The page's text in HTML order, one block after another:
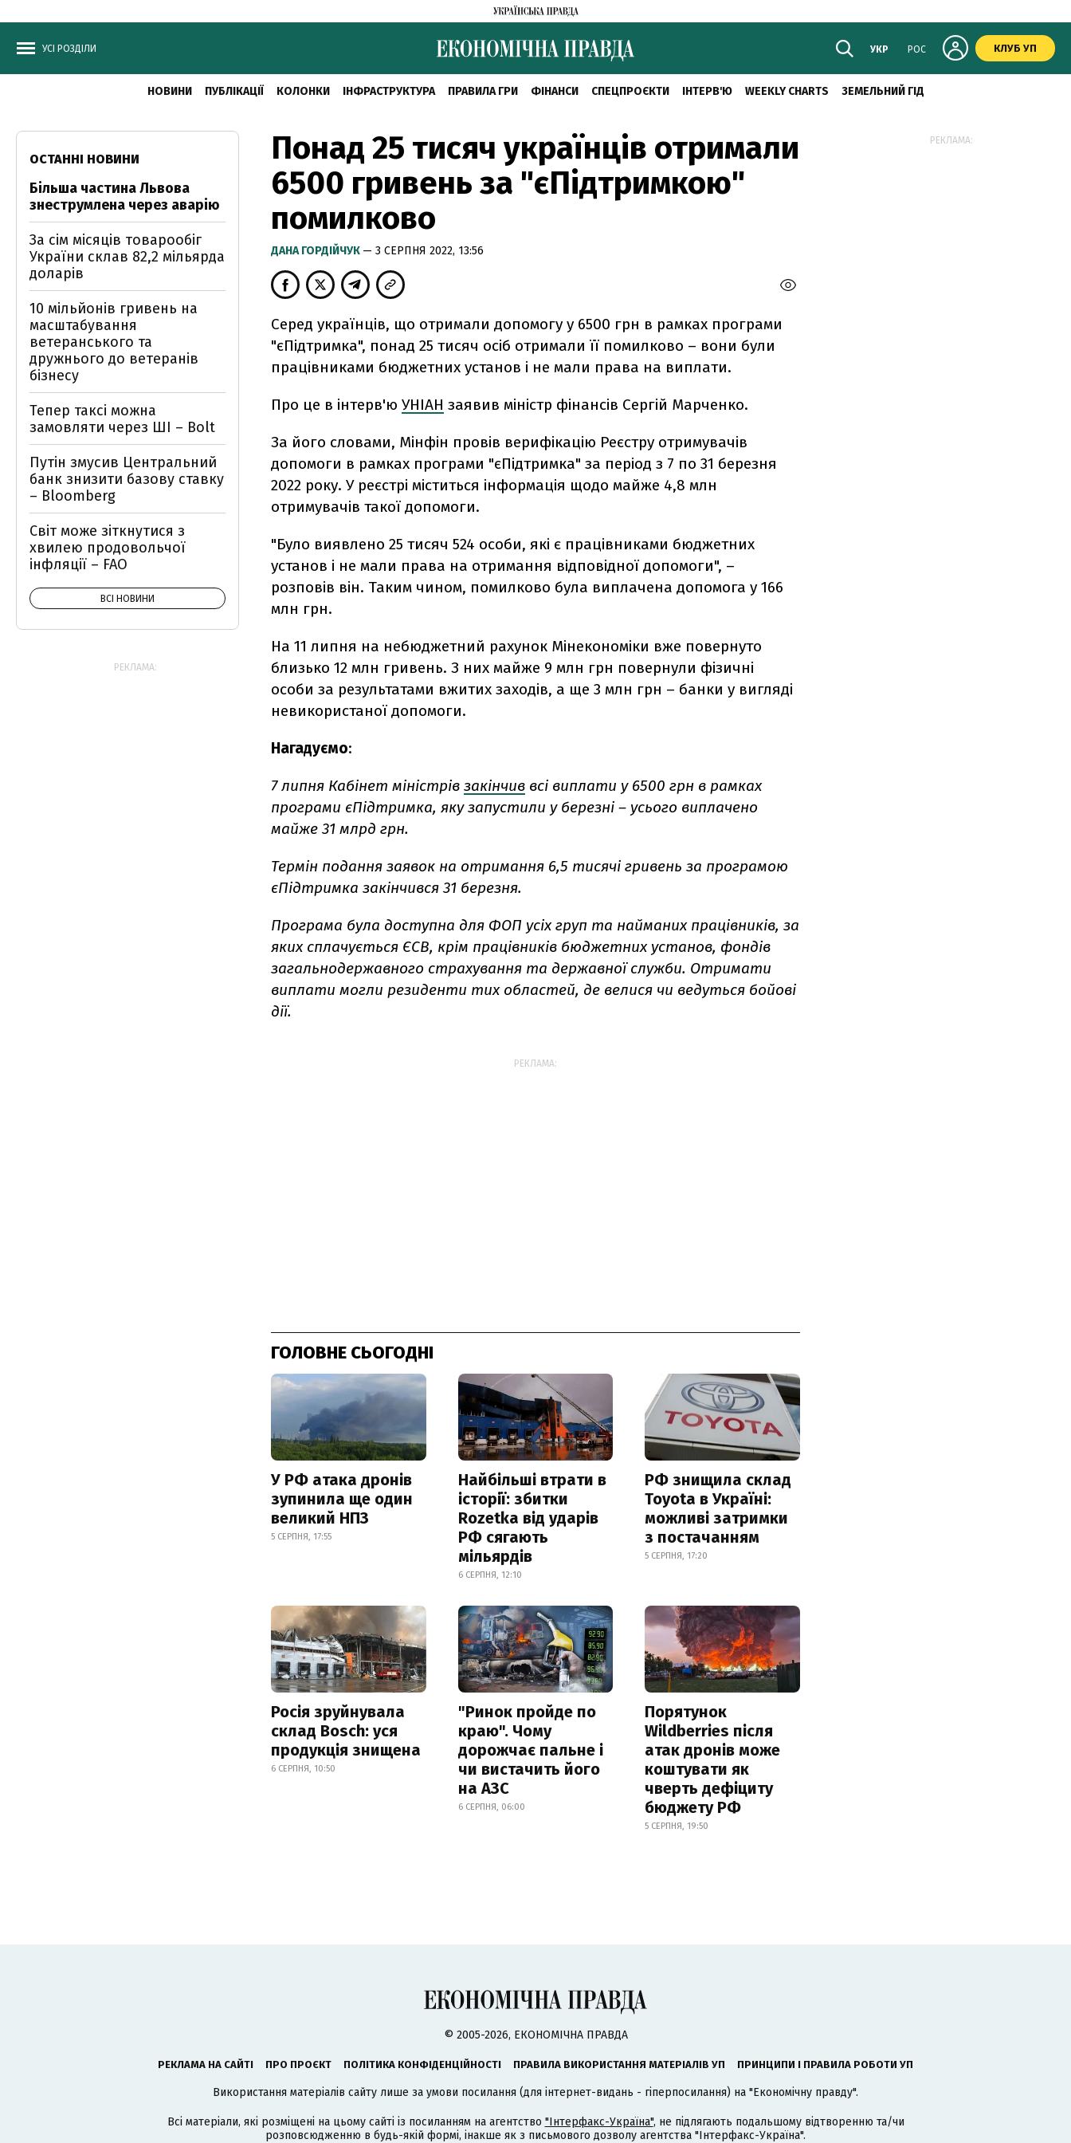
УСІ РОЗДІЛИ УКР РОС КЛУБ УП
НОВИНИ ПУБЛІКАЦІЇ КОЛОНКИ ІНФРАСТРУКТУРА ПРАВИЛА ГРИ ФІНАНСИ СПЕЦПРОЄКТИ ІНТЕРВ'Ю WEEKLY CHARTS ЗЕМЕЛЬНИЙ ГІД
Понад 25 тисяч українців отримали
6500 гривень за "єПідтримкою"
помилково
ДАНА ГОРДІЙЧУК — 3 СЕРПНЯ 2022, 13:56
Серед українців, що отримали допомогу у 6500 грн в рамках програми
"єПідтримка", понад 25 тисяч осіб отримали її помилково – вони були
працівниками бюджетних установ і не мали права на виплати.
Про це в інтерв'ю УНІАН заявив міністр фінансів Сергій Марченко.
За його словами, Мінфін провів верифікацію Реєстру отримувачів
допомоги в рамках програми "єПідтримка" за період з 7 по 31 березня
2022 року. У реєстрі міститься інформація щодо майже 4,8 млн
отримувачів такої допомоги.
"Було виявлено 25 тисяч 524 особи, які є працівниками бюджетних
установ і не мали права на отримання відповідної допомоги", –
розповів він. Таким чином, помилково була виплачена допомога у 166
млн грн.
На 11 липня на небюджетний рахунок Мінекономіки вже повернуто
близько 12 млн гривень. З них майже 9 млн грн повернули фізичні
особи за результатами вжитих заходів, а ще 3 млн грн – банки у вигляді
невикористаної допомоги.
Нагадуємо:
7 липня Кабінет міністрів закінчив всі виплати у 6500 грн в рамках
програми єПідтримка, яку запустили у березні – усього виплачено
майже 31 млрд грн.
Термін подання заявок на отримання 6,5 тисячі гривень за програмою
єПідтримка закінчився 31 березня.
Програма була доступна для ФОП усіх груп та найманих працівників, за
яких сплачується ЄСВ, крім працівників бюджетних установ, фондів
загальнодержавного страхування та державної служби. Отримати
виплати могли резиденти тих областей, де велися чи ведуться бойові
дії.
РЕКЛАМА:
ГОЛОВНЕ СЬОГОДНІ
У РФ атака дронів
зупинила ще один
великий НПЗ
5 СЕРПНЯ, 17:55
Найбільші втрати в
історії: збитки
Rozetka від ударів
РФ сягають
мільярдів
6 СЕРПНЯ, 12:10
РФ знищила склад
Toyota в Україні:
можливі затримки
з постачанням
5 СЕРПНЯ, 17:20
Росія зруйнувала
склад Bosch: уся
продукція знищена
6 СЕРПНЯ, 10:50
"Ринок пройде по
краю". Чому
дорожчає пальне і
чи вистачить його
на АЗС
6 СЕРПНЯ, 06:00
Порятунок
Wildberries після
атак дронів може
коштувати як
чверть дефіциту
бюджету РФ
5 СЕРПНЯ, 19:50
ОСТАННІ НОВИНИ
Більша частина Львова
знеструмлена через аварію
За сім місяців товарообіг
України склав 82,2 мільярда
доларів
10 мільйонів гривень на
масштабування
ветеранського та
дружнього до ветеранів
бізнесу
Тепер таксі можна
замовляти через ШІ – Bolt
Путін змусив Центральний
банк знизити базову ставку
– Bloomberg
Світ може зіткнутися з
хвилею продовольчої
інфляції – FAO
ВСІ НОВИНИ
РЕКЛАМА:
РЕКЛАМА:
© 2005-2026, ЕКОНОМІЧНА ПРАВДА
РЕКЛАМА НА САЙТІ ПРО ПРОЄКТ ПОЛІТИКА КОНФІДЕНЦІЙНОСТІ ПРАВИЛА ВИКОРИСТАННЯ МАТЕРІАЛІВ УП ПРИНЦИПИ І ПРАВИЛА РОБОТИ УП
Використання матеріалів сайту лише за умови посилання (для інтернет-видань - гіперпосилання) на "Економічну правду".
Всі матеріали, які розміщені на цьому сайті із посиланням на агентство "Інтерфакс-Україна", не підлягають подальшому відтворенню та/чи
розповсюдженню в будь-якій формі, інакше як з письмового дозволу агентства "Інтерфакс-Україна".